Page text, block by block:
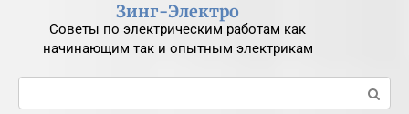
Зинг-Электро
Советы по электрическим работам как
начинающим так и опытным электрикам
Поиск: